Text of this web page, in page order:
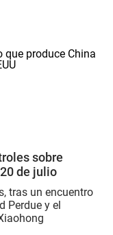
sobre
de julio
tras un encuentro
Perdue y el